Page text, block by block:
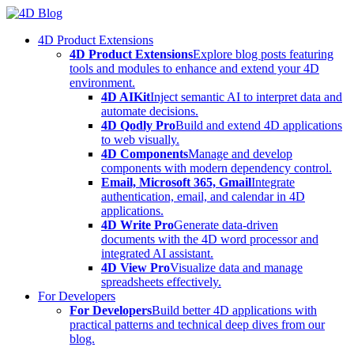
Skip
content4D Product Extensions
4D Product ExtensionsExplore blog posts featuring
tools and modules to enhance and extend your 4D
environment.
4D AIKitInject semantic AI to interpret data and
automate decisions.
4D Qodly ProBuild and extend 4D applications
to web visually.
4D ComponentsManage and develop
components with modern dependency control.
Email, Microsoft 365, GmailIntegrate
authentication, email, and calendar in 4D
applications.
4D Write ProGenerate data-driven
documents with the 4D word processor and
integrated AI assistant.
4D View ProVisualize data and manage
spreadsheets effectively.
For Developers
For DevelopersBuild better 4D applications with
practical patterns and technical deep dives from our
blog.